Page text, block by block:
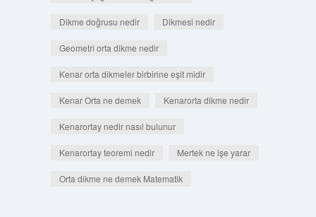
Dikme doğrusu nedir Dikmesi nedir
Geometri orta dikme nedir
Kenar orta dikmeler birbirine eşit midir
Kenar Orta ne demek Kenarorta dikme nedir
Kenarortay nedir nasıl bulunur
Kenarortay teoremi nedir Mertek ne işe yarar
Orta dikme ne demek Matematik